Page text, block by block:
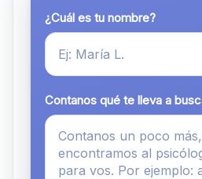
¿Cuál es tu nombre?
Contanos qué te lleva a